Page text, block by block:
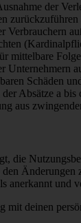
der
Verbrauchern
mittelbare
Unternehmern
Schäden
Absätze a
aus
die
Änderungen
anerkannt und
mit deinen